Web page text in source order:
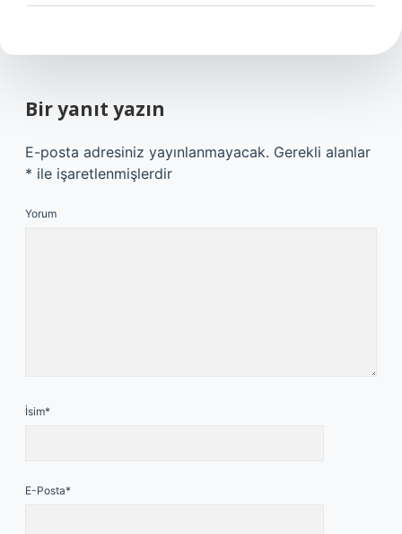
Bir yanıt yazın
E-posta adresiniz yayınlanmayacak. Gerekli alanlar
* ile işaretlenmişlerdir
Yorum
İsim*
E-Posta*